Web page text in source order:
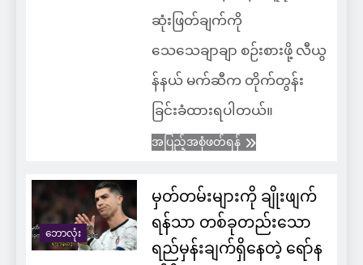
ဆုံးဖြတ်ချက်ကို
သေသေချာချာ စဉ်းစားဖို့ လီယွ
န်နယ် မက်ဆီက တိုက်တွန်း
ခြင်းခံထားရပါတယ်။
အပြည့်အစုံဖတ်ရန်
ဘောလုံး
မှတ်တမ်းများကို ချိုးဖျက်
ရန်သာ တစ်ခုတည်းသော
ရည်မှန်းချက်ရှိနေတဲ့ ရော်န